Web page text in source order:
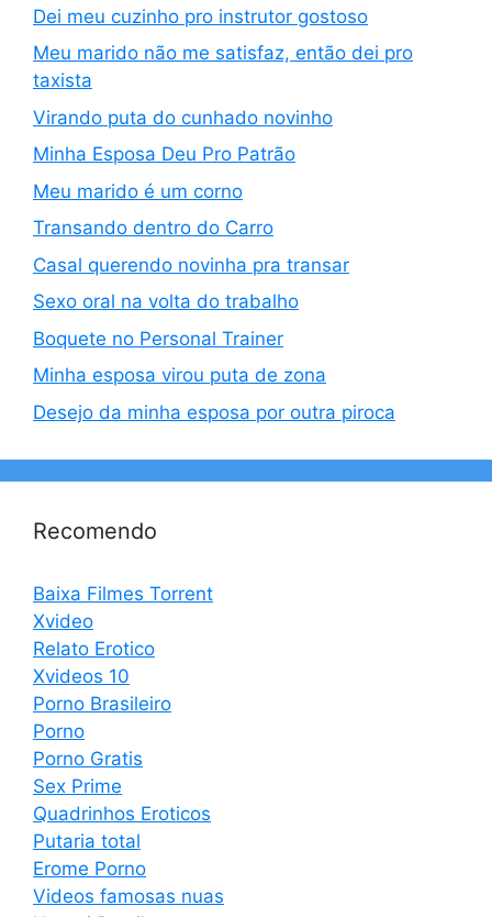
Dei meu cuzinho pro instrutor gostoso
Meu marido não me satisfaz, então dei pro
taxista
Virando puta do cunhado novinho
Minha Esposa Deu Pro Patrão
Meu marido é um corno
Transando dentro do Carro
Casal querendo novinha pra transar
Sexo oral na volta do trabalho
Boquete no Personal Trainer
Minha esposa virou puta de zona
Desejo da minha esposa por outra piroca
Recomendo
Baixa Filmes Torrent
Xvideo
Relato Erotico
Xvideos 10
Porno Brasileiro
Porno
Porno Gratis
Sex Prime
Quadrinhos Eroticos
Putaria total
Erome Porno
Videos famosas nuas